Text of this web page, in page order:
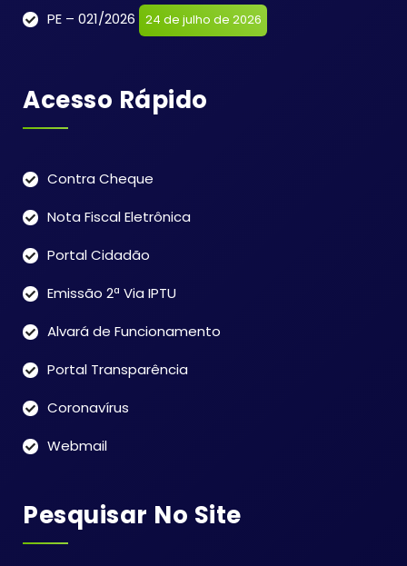
PE – 021/2026 24 de julho de 2026
Acesso Rápido
Contra Cheque
Nota Fiscal Eletrônica
Portal Cidadão
Emissão 2ª Via IPTU
Alvará de Funcionamento
Portal Transparência
Coronavírus
Webmail
Pesquisar No Site